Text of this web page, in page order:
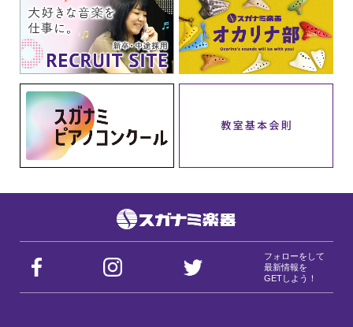
フォローをして
最新情報を
GETしよう！